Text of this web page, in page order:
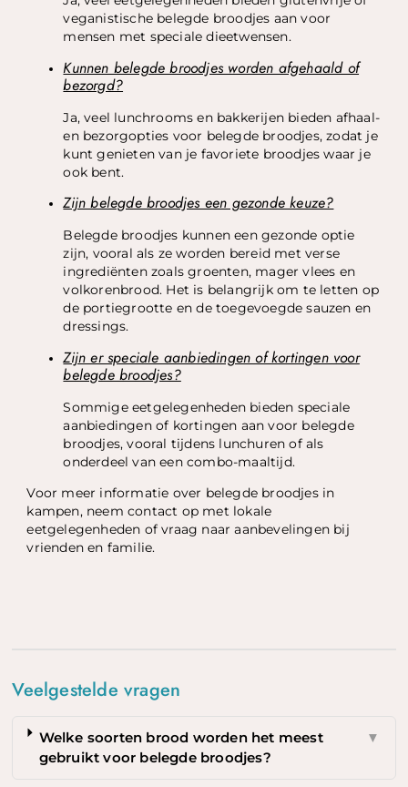
veganistische belegde broodjes aan voor
mensen met speciale dieetwensen.
Kunnen belegde broodjes worden afgehaald of
bezorgd?
Ja, veel lunchrooms en bakkerijen bieden afhaal-
en bezorgopties voor belegde broodjes, zodat je
kunt genieten van je favoriete broodjes waar je
ook bent.
Zijn belegde broodjes een gezonde keuze?
Belegde broodjes kunnen een gezonde optie
zijn, vooral als ze worden bereid met verse
ingrediënten zoals groenten, mager vlees en
volkorenbrood. Het is belangrijk om te letten op
de portiegrootte en de toegevoegde sauzen en
dressings.
Zijn er speciale aanbiedingen of kortingen voor
belegde broodjes?
Sommige eetgelegenheden bieden speciale
aanbiedingen of kortingen aan voor belegde
broodjes, vooral tijdens lunchuren of als
onderdeel van een combo-maaltijd.
Voor meer informatie over belegde broodjes in
kampen, neem contact op met lokale
eetgelegenheden of vraag naar aanbevelingen bij
vrienden en familie.
Veelgestelde vragen
Welke soorten brood worden het meest
gebruikt voor belegde broodjes?
▼